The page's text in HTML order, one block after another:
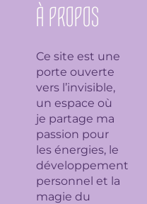
À PROPOS
Ce site est une
porte ouverte
vers l’invisible,
un espace où
je partage ma
passion pour
les énergies, le
développement
personnel et la
magie du